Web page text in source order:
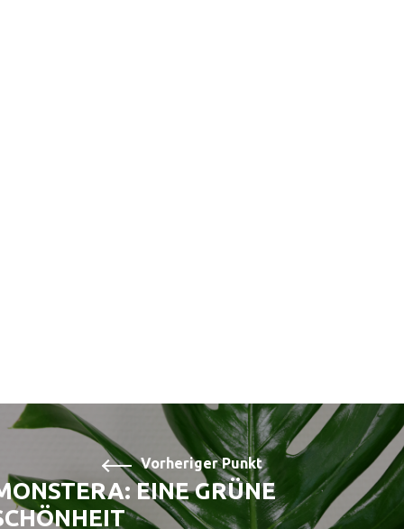
Vorheriger Punkt
EINE GRÜNE